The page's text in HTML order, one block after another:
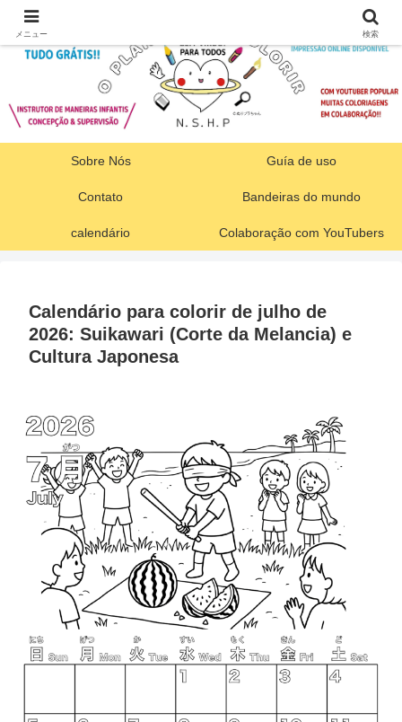
Sobre Nós Guía de uso
Contato Bandeiras do mundo
calendário Colaboração com YouTubers
Calendário para colorir de julho de
2026: Suikawari (Corte da Melancia) e
Cultura Japonesa
メニュー 検索